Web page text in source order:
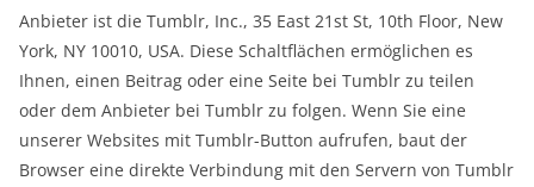
Anbieter ist die Tumblr, Inc., 35 East 21st St, 10th Floor, New
York, NY 10010, USA. Diese Schaltflächen ermöglichen es
Ihnen, einen Beitrag oder eine Seite bei Tumblr zu teilen
oder dem Anbieter bei Tumblr zu folgen. Wenn Sie eine
unserer Websites mit Tumblr-Button aufrufen, baut der
Browser eine direkte Verbindung mit den Servern von Tumblr